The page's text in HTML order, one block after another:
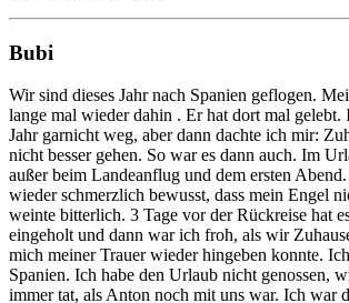
Bubi
Wir sind dieses Jahr nach Spanien geflogen.
lange mal wieder dahin . Er hat dort mal gelebt.
Jahr garnicht weg, aber dann dachte ich mir:
nicht besser gehen. So war es dann auch. Im
außer beim Landeanflug und dem ersten
wieder schmerzlich bewusst, dass mein Engel
weinte bitterlich. 3 Tage vor der Rückreise hat
eingeholt und dann war ich froh, als wir
mich meiner Trauer wieder hingeben konnte.
Spanien. Ich habe den Urlaub nicht genossen,
immer tat, als Anton noch mit uns war. Ich war